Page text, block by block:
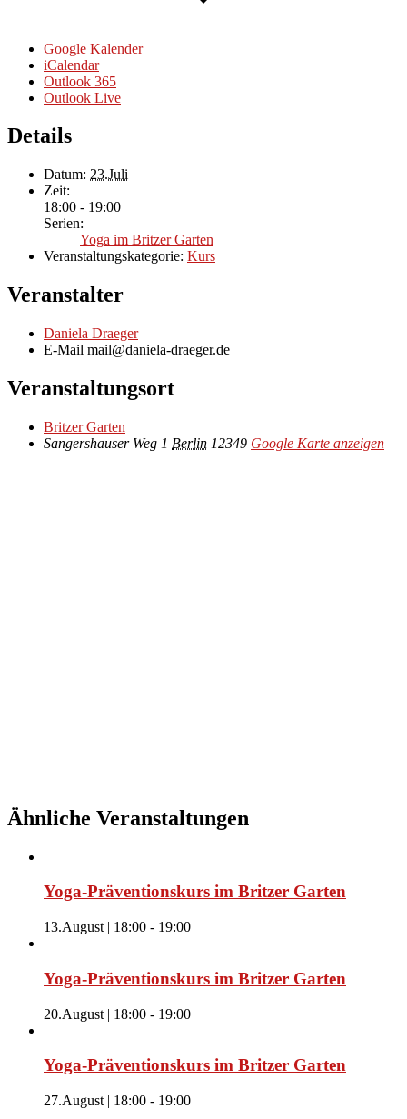
Google Kalender
iCalendar
Outlook 365
Outlook Live
Details
Datum: 23.Juli
Zeit:
18:00 - 19:00
Serien:
Yoga im Britzer Garten
Veranstaltungskategorie: Kurs
Veranstalter
Daniela Draeger
E-Mail mail@daniela-draeger.de
Veranstaltungsort
Britzer Garten
Sangershauser Weg 1 Berlin 12349 Google Karte anzeigen
Ähnliche Veranstaltungen
Yoga-Präventionskurs im Britzer Garten
13.August | 18:00 - 19:00
Yoga-Präventionskurs im Britzer Garten
20.August | 18:00 - 19:00
Yoga-Präventionskurs im Britzer Garten
27.August | 18:00 - 19:00